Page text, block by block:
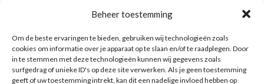
Beheer toestemming
Om de beste ervaringen te bieden, gebruiken wij technologieën zoals
cookies om informatie over je apparaat op te slaan en/of te raadplegen. Door
in te stemmen met deze technologieën kunnen wij gegevens zoals
surfgedrag of unieke ID's op deze site verwerken. Als je geen toestemming
geeft of uw toestemming intrekt, kan dit een nadelige invloed hebben op
Open Bar
WAT ZE OVER ONS ZEGGEN